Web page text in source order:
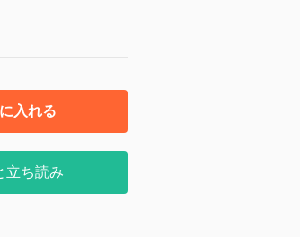
入れる
立ち読み